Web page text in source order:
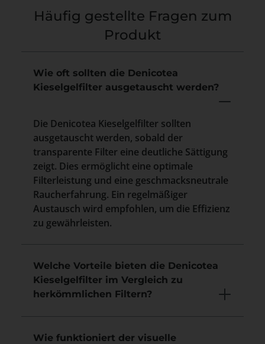
Häufig gestellte Fragen zum
Produkt
Wie oft sollten die Denicotea
Kieselgelfilter ausgetauscht werden?
Die Denicotea Kieselgelfilter sollten
ausgetauscht werden, sobald der
transparente Filter eine deutliche Sättigung
zeigt. Dies ermöglicht eine optimale
Filterleistung und eine geschmacksneutrale
Raucherfahrung. Ein regelmäßiger
Austausch wird empfohlen, um die Effizienz
zu gewährleisten.
Welche Vorteile bieten die Denicotea
Kieselgelfilter im Vergleich zu
herkömmlichen Filtern?
Wie funktioniert der visuelle